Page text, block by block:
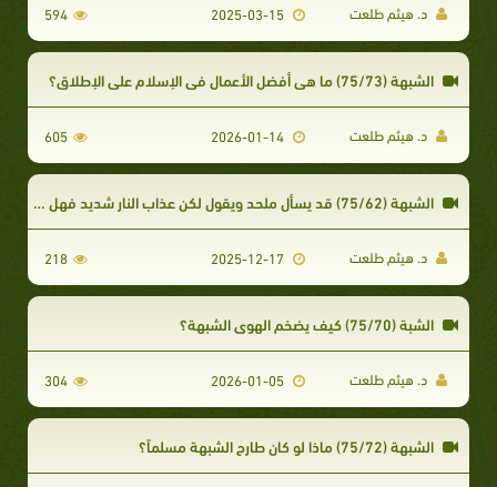
د. هيثم طلعت 2025-03-15
594
الشبهة (75/73) ما هي أفضل الأعمال في الإسلام على الإطلاق؟
د. هيثم طلعت 2026-01-14
605
الشبهة (75/62) قد يسأل ملحد ويقول لكن عذاب النار شديد فهل يتكافأ هذا العذاب الشديد مع الكفر بالله بضع
د. هيثم طلعت 218
الشبة (75/70) كيف يضخم الهوى الشبهة؟
د. هيثم طلعت 2026-01-05
304
الشبهة (75/72) ماذا لو كان طارح الشبهة مسلماً؟